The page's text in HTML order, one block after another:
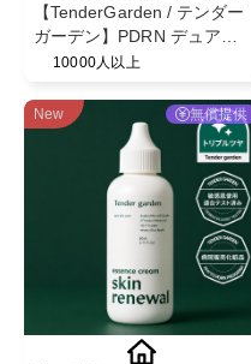
【TenderGarden / テンダー
ガーデン】PDRN デュアル
ブースト 美容液ミスト モニ
10000人以上
New 無償提供